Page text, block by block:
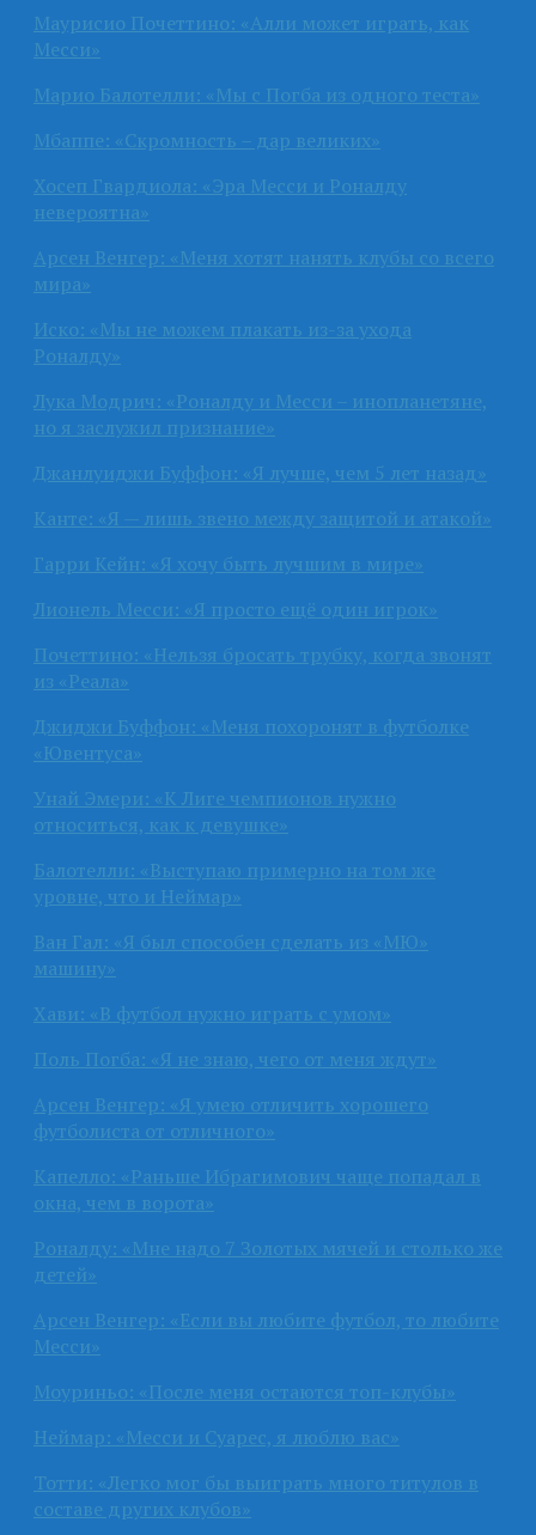
Маурисио Почеттино: «Алли может играть, как
Месси»
Марио Балотелли: «Мы с Погба из одного теста»
Мбаппе: «Скромность – дар великих»
Хосеп Гвардиола: «Эра Месси и Роналду
невероятна»
Арсен Венгер: «Меня хотят нанять клубы со всего
мира»
Иско: «Мы не можем плакать из-за ухода
Роналду»
Лука Модрич: «Роналду и Месси – инопланетяне,
но я заслужил признание»
Джанлуиджи Буффон: «Я лучше, чем 5 лет назад»
Канте: «Я — лишь звено между защитой и атакой»
Гарри Кейн: «Я хочу быть лучшим в мире»
Лионель Месси: «Я просто ещё один игрок»
Почеттино: «Нельзя бросать трубку, когда звонят
из «Реала»
Джиджи Буффон: «Меня похоронят в футболке
«Ювентуса»
Унай Эмери: «К Лиге чемпионов нужно
относиться, как к девушке»
Балотелли: «Выступаю примерно на том же
уровне, что и Неймар»
Ван Гал: «Я был способен сделать из «МЮ»
машину»
Хави: «В футбол нужно играть с умом»
Поль Погба: «Я не знаю, чего от меня ждут»
Арсен Венгер: «Я умею отличить хорошего
футболиста от отличного»
Капелло: «Раньше Ибрагимович чаще попадал в
окна, чем в ворота»
Роналду: «Мне надо 7 Золотых мячей и столько же
детей»
Арсен Венгер: «Если вы любите футбол, то любите
Месси»
Моуриньо: «После меня остаются топ-клубы»
Неймар: «Месси и Суарес, я люблю вас»
Тотти: «Легко мог бы выиграть много титулов в
составе других клубов»